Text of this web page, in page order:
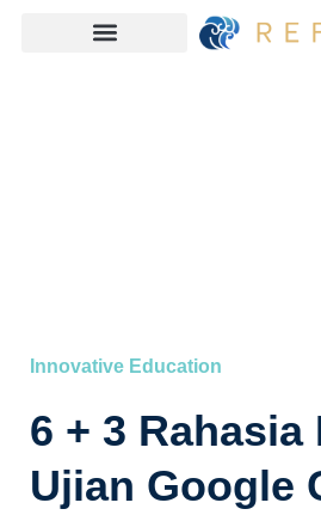
Innovative Education
6 + 3 Rahasia
Ujian Google